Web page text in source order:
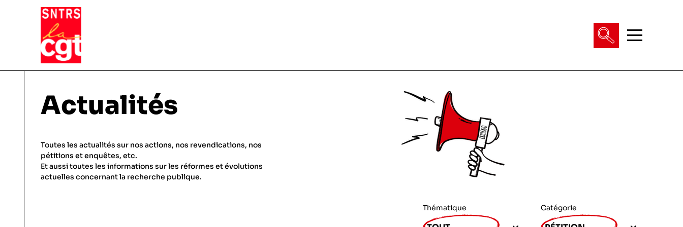
VIE DU SYNDICAT
Pourquoi et comment Adhérer
Notre fonctionnement
THÉMATIQUES
Conditions de travail
Actualités
Toutes les actualités sur nos actions, nos revendications, nos
pétitions et enquêtes, etc.
Et aussi toutes les informations sur les réformes et évolutions
actuelles concernant la recherche publique.
Thématique Catégorie